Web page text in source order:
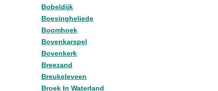
Bobeldijk
Boesingheliede
Boomhoek
Bovenkarspel
Bovenkerk
Breezand
Breukeleveen
Broek In Waterland